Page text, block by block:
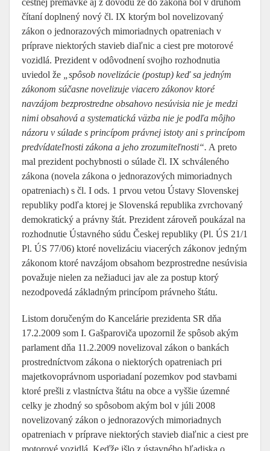
cestnej premávke aj z dôvodu že do zákona bol v druhom
čítaní doplnený nový čl. IX ktorým bol novelizovaný
zákon o jednorazových mimoriadnych opatreniach v
príprave niektorých stavieb diaľnic a ciest pre motorové
vozidlá. Prezident v odôvodnení svojho rozhodnutia
uviedol že
„spôsob novelizácie (postup) keď sa jedným
zákonom súčasne novelizuje viacero zákonov ktoré
navzájom bezprostredne obsahovo nesúvisia nie je medzi
nimi obsahová a systematická väzba nie je podľa môjho
názoru v súlade s princípom právnej istoty ani s princípom
predvídateľnosti zákona a jeho zrozumiteľnosti“. A preto
mal prezident pochybnosti o súlade čl. IX schváleného
zákona (novela zákona o jednorazových mimoriadnych
opatreniach) s čl. I ods. 1 prvou vetou Ústavy Slovenskej
republiky podľa ktorej je Slovenská republika zvrchovaný
demokratický a právny štát. Prezident zároveň poukázal na
rozhodnutie Ústavného súdu Českej republiky (Pl. ÚS 21/1
Pl. ÚS 77/06) ktoré novelizáciu viacerých zákonov jedným
zákonom ktoré navzájom obsahom bezprostredne nesúvisia
považuje nielen za nežiaduci jav ale za postup ktorý
nezodpovedá základným princípom právneho štátu.
Listom doručeným do Kancelárie prezidenta SR dňa
17.2.2009 som I. Gašparoviča upozornil že spôsob akým
parlament dňa 11.2.2009 novelizoval zákon o bankách
prostredníctvom zákona o niektorých opatreniach pri
majetkovoprávnom usporiadaní pozemkov pod stavbami
ktoré prešli z vlastníctva štátu na obce a vyššie územné
celky je zhodný so spôsobom akým bol v júli 2008
novelizovaný zákon o jednorazových mimoriadnych
opatreniach v príprave niektorých stavieb diaľnic a ciest pre
motorové vozidlá. Keďže išlo z ústavného hľadiska o